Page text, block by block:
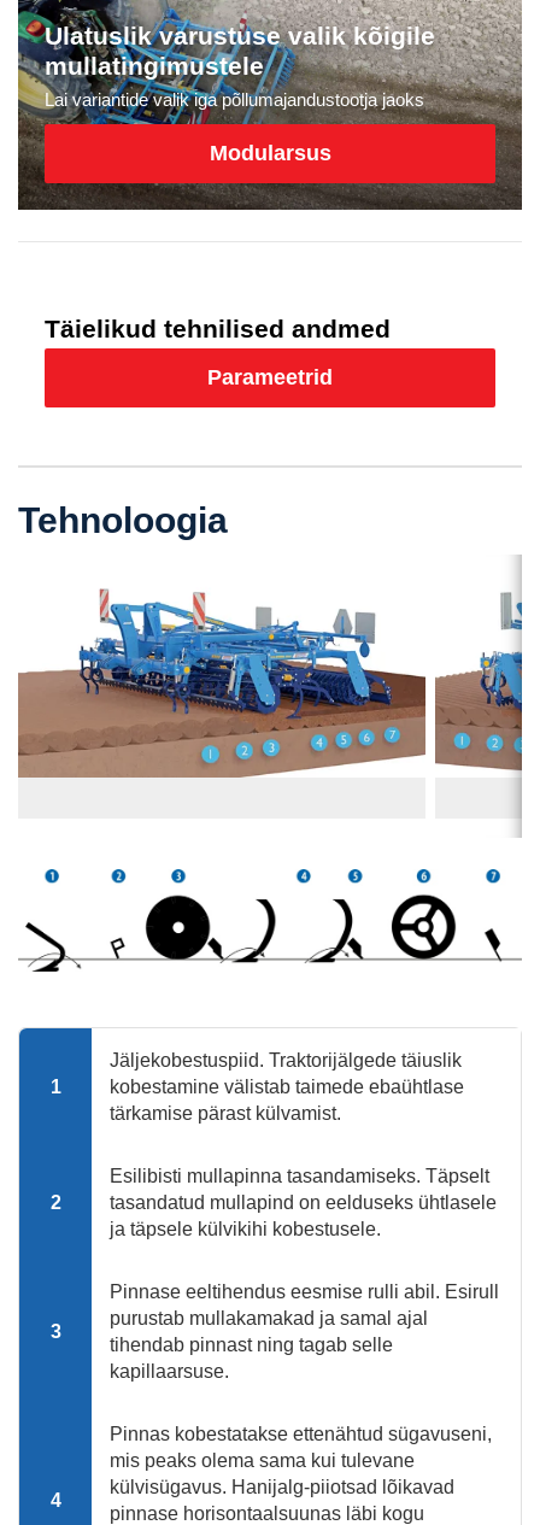
Ulatuslik varustuse valik kõigile
mullatingimustele
Lai variantide valik iga põllumajandustootja jaoks
Modularsus
Täielikud tehnilised andmed
Parameetrid
Tehnoloogia
1
Jäljekobestuspiid. Traktorijälgede täiuslik
kobestamine välistab taimede ebaühtlase
tärkamise pärast külvamist.
2
Esilibisti mullapinna tasandamiseks. Täpselt
tasandatud mullapind on eelduseks ühtlasele
ja täpsele külvikihi kobestusele.
3
Pinnase eeltihendus eesmise rulli abil. Esirull
purustab mullakamakad ja samal ajal
tihendab pinnast ning tagab selle
kapillaarsuse.
4
Pinnas kobestatakse ettenähtud sügavuseni,
mis peaks olema sama kui tulevane
külvisügavus. Hanijalg-piiotsad lõikavad
pinnase horisontaalsuunas läbi kogu